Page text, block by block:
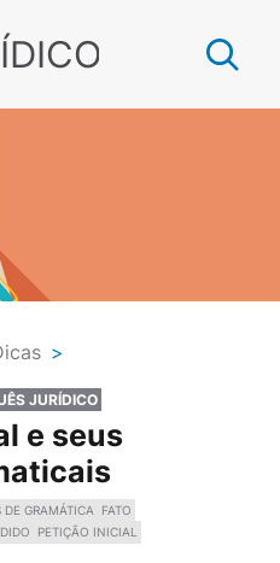
>
JURÍDICO
e seus
DE GRAMÁTICA
FATO
PETIÇÃO INICIAL